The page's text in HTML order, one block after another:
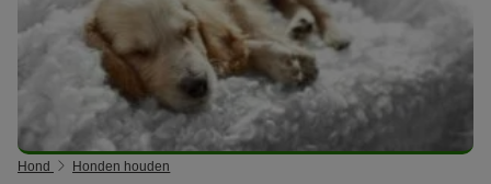
Hond Honden houden